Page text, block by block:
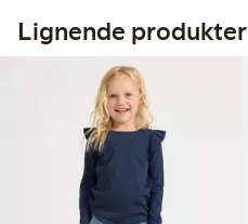
Lignende produkter